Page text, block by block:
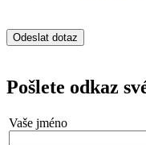
Pošlete odkaz
Vaše jméno